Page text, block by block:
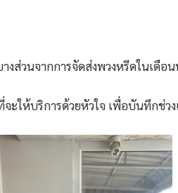
งส่วนจากการจัดส่งพวงหรีดในเดื
ที่จะให้บริการด้วยหัวใจ เพื่อบันทึก